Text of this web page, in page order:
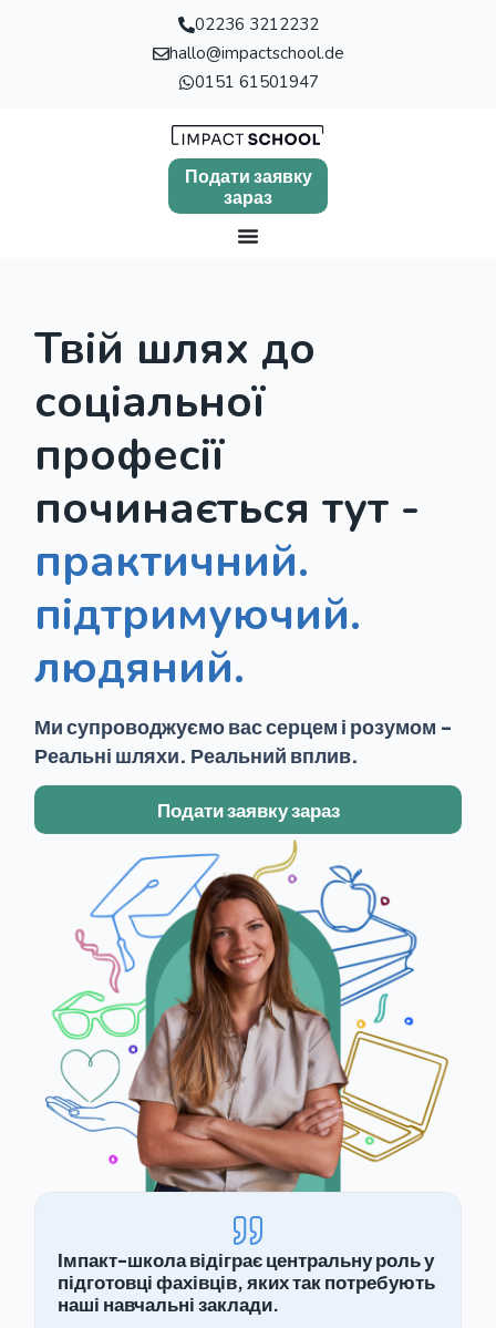
02236 3212232
hallo@impactschool.de
0151 61501947
Подати заявку
зараз
Твій шлях до
соціальної
професії
починається тут -
практичний.
підтримуючий.
людяний.
Ми супроводжуємо вас серцем і розумом -
Реальні шляхи. Реальний вплив.
Подати заявку зараз
Імпакт-школа відіграє центральну роль у
підготовці фахівців, яких так потребують
наші навчальні заклади.